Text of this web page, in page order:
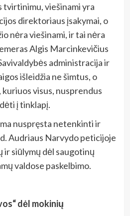
tvirtinimu, viešinami yra
direktoriaus įsakymai, o
nėra viešinami, ir tai nėra
Algis Marcinkevičius
administracija ir
išleidžia ne šimtus, o
visus, nusprendus
į tinklapį.
nuspręsta netenkinti ir
Audriaus Narvydo peticijoje
siūlymų dėl saugotinų
valdose paskelbimo.
dėl mokinių